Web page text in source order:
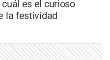
es el curioso
la festividad